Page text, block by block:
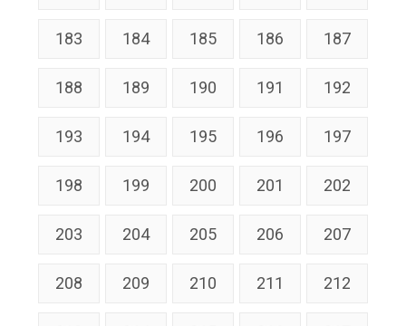
183 184 185 186 187
188 189 190 191 192
193 194 195 196 197
198 199 200 201 202
203 204 205 206 207
208 209 210 211 212